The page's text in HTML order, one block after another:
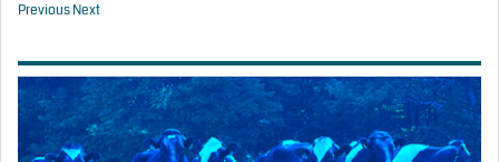
PreviousNext